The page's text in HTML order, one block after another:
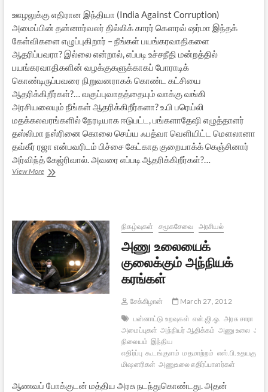
ஊழலுக்கு எதிரான இந்தியா (India Against Corruption)
அமைப்பின் தன்னார்வலர் தில்லிக் காரர் கௌரவ் ஷர்மா இந்தக்
கேள்விகளை எழுப்புகிறார் – நீங்கள் பயங்கரவாதிகளை
ஆதரிப்பவரா? இல்லை என்றால், எப்படி உச்சநீதி மன்றத்தில்
பயங்கரவாதிகளின் வழக்குகளுக்காகப் போராடிக்
கொண்டிருப்பவரை நிறுவனராகக் கொண்ட கட்சியை
ஆதரிக்கிறீர்கள்?… வகுப்புவாதத்தையும் வாக்கு வங்கி
அரசியலையும் நீங்கள் ஆதரிக்கிறீர்களா? உ.பி பரெய்லி
மதக்கலவரங்களில் நேரடியாக ஈடுபட்ட, பங்களாதேஷி எழுத்தாளர்
தஸ்லிமா நஸ்ரினை கொலை செய்ய ஃபத்வா வெளியிட்ட மௌலானா
தவ்கீர் ரஜா என்பவரிடம் பிச்சை கேட்காத குறையாக்க் கெஞ்சினார்
அர்விந்த் கேஜ்ரிவால். அவரை எப்படி ஆதரிக்கிறீர்கள்?…
View Moreஆம்
கேள்விகள்
நிகழ்வுகள் சமூகசேவை அரசியல்
அணு உலையைக்
குலைக்கும் அந்நியக்
கரங்கள்
சேக்கிழான்
March 27, 2012
பன்னாட்டு உறவுகள் என்.ஜி.ஓ. அரசு சாரா
அமைப்புகள் அந்நியர் ஆதிக்கம் அணு உலை
நிலையம் இந்திய
எதிர்ப்பு கூடங்குளம் மதமாற்றம் எஸ்.பி.உதயகுமார்
மிஷனரிகள் அணுஉலை எதிர்ப்பாளர்கள்
ஆணவப் போக்குடன் மத்திய அரசு நடந்துகொண்டது. அதன்